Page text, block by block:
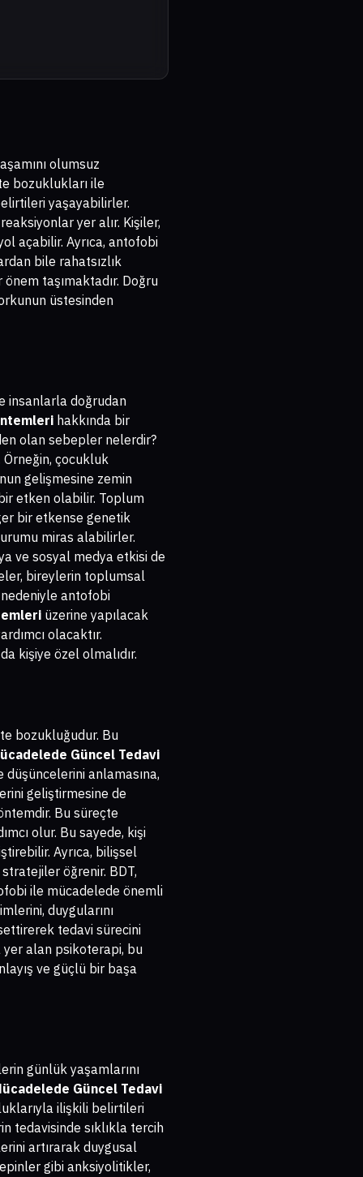
olumsuz
bozuklukları ile
yaşayabilirler.
yer alır. Kişiler,
açabilir. Ayrıca, antofobi
bile rahatsızlık
taşımaktadır. Doğru
üstesinden
insanlarla doğrudan
hakkında bir
olan sebepler nelerdir?
çocukluk
gelişmesine zemin
etken olabilir. Toplum
bir etkense genetik
miras alabilirler.
ve sosyal medya etkisi de
bireylerin toplumsal
antofobi
üzerine yapılacak
olacaktır.
kişiye özel olmalıdır.
bozukluğudur. Bu
Güncel Tedavi
anlamasına,
geliştirmesine de
Bu süreçte
olur. Bu sayede, kişi
Ayrıca, bilişsel
öğrenir. BDT,
ile mücadelede önemli
duygularını
tedavi sürecini
yer alan psikoterapi, bu
ve güçlü bir başa
günlük yaşamlarını
Güncel Tedavi
ilişkili belirtileri
tedavisinde sıklıkla tercih
artırarak duygusal
gibi anksiyolitikler,